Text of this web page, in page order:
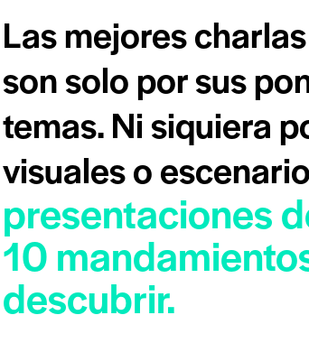
Las mejores
son solo por sus
temas. Ni siquiera
visuales o
presentaciones
10
descubrir.